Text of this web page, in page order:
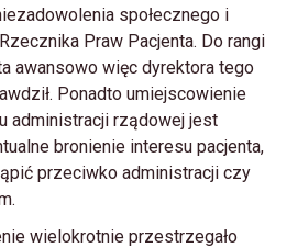
społecznego i
Praw Pacjenta. Do rangi
awansowo więc dyrektora tego
Ponadto umiejscowienie
administracji rządowej jest
bronienie interesu pacjenta,
przeciwko administracji czy
wielokrotnie przestrzegało